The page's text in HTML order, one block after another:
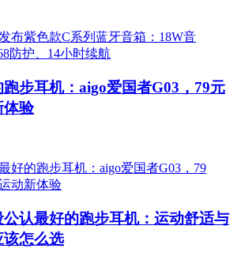
步耳机：aigo爱国者G03，79元
体验
认最好的跑步耳机：运动舒适与
怎么选